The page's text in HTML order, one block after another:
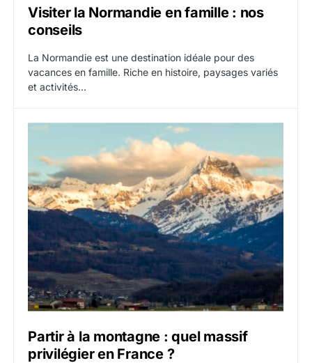
Visiter la Normandie en famille : nos
conseils
La Normandie est une destination idéale pour des
vacances en famille. Riche en histoire, paysages variés
et activités…
Partir à la montagne : quel massif
privilégier en France ?